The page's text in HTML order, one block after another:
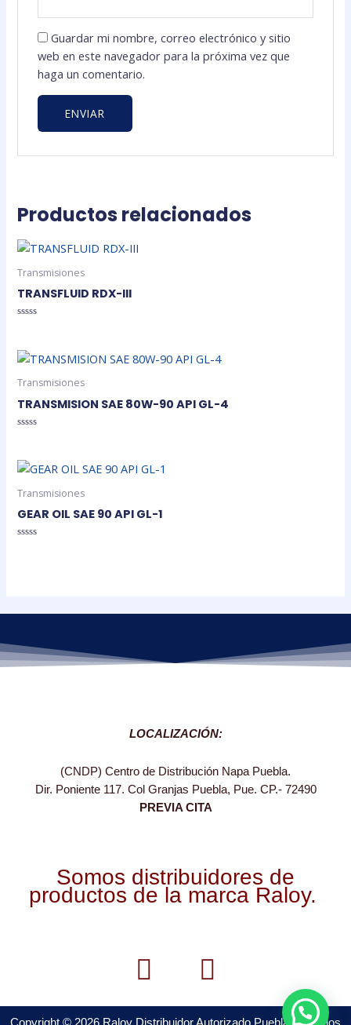
Guardar mi nombre, correo electrónico y sitio
web en este navegador para la próxima vez que
haga un comentario.
Productos relacionados
Transmisiones
TRANSFLUID RDX-III
de
5
Transmisiones
TRANSMISION SAE 80W-90 API GL-4
de
5
Transmisiones
GEAR OIL SAE 90 API GL-1
LOCALIZACIÓN:
(CNDP) Centro de Distribución Napa Puebla.
Dir. Poniente 117. Col Granjas Puebla, Pue. CP.- 72490
PREVIA CITA
Somos distribuidores de
productos de la marca Raloy.
F
a
c
W
h
a